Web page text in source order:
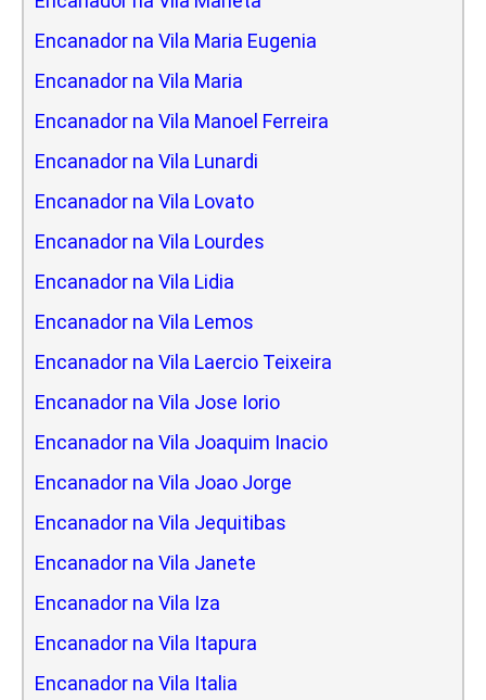
Encanador na Vila Maria Eugenia
Encanador na Vila Maria
Encanador na Vila Manoel Ferreira
Encanador na Vila Lunardi
Encanador na Vila Lovato
Encanador na Vila Lourdes
Encanador na Vila Lidia
Encanador na Vila Lemos
Encanador na Vila Laercio Teixeira
Encanador na Vila Jose Iorio
Encanador na Vila Joaquim Inacio
Encanador na Vila Joao Jorge
Encanador na Vila Jequitibas
Encanador na Vila Janete
Encanador na Vila Iza
Encanador na Vila Itapura
Encanador na Vila Italia